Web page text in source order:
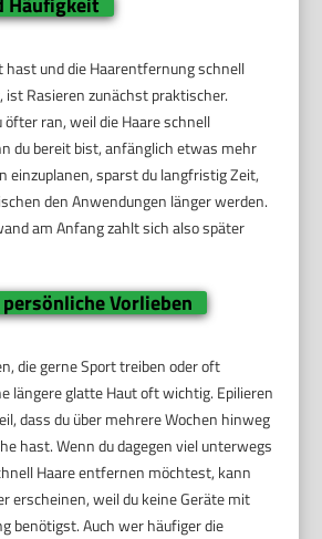
hast und die Haarentfernung schnell
Rasieren zunächst praktischer.
ran, weil die Haare schnell
du bereit bist, anfänglich etwas mehr
einzuplanen, sparst du langfristig Zeit,
den Anwendungen länger werden.
am Anfang zahlt sich also später
Vorlieben
die gerne Sport treiben oder oft
längere glatte Haut oft wichtig. Epilieren
dass du über mehrere Wochen hinweg
hast. Wenn du dagegen viel unterwegs
Haare entfernen möchtest, kann
erscheinen, weil du keine Geräte mit
benötigst. Auch wer häufiger die